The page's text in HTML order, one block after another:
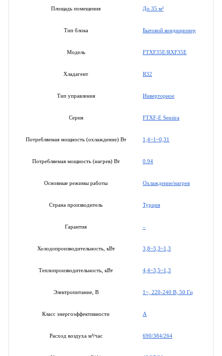
Площадь помещения До 35 м²
Тип блока Бытовой кондиционер
Модель FTXF35E/RXF35E
Хладагент R32
Тип управления Инверторное
Серия FTXF-E Sensira
Потребляемая мощность (охлаждение) Вт 1,4~1~0,31
Потребляемая мощность (нагрев) Вт 0.94
Основные режимы работы Охлаждение/нагрев
Страна производитель Турция
Гарантия –
Холодопроизводительность, кВт 3,8~3,3~1,3
Теплопроизводительность, кВт 4,4~3,5~1,3
Электропитание, В 1~, 220-240 В, 50 Гц
Класс энергоэффективности A
Расход воздуха м³/час 690/384/264